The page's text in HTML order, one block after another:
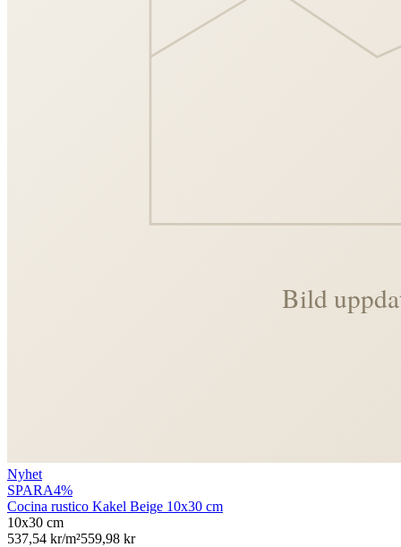
Nyhet
SPARA4%
Cocina rustico Kakel Beige 10x30 cm
10x30 cm
537,54 kr/m²559,98 kr